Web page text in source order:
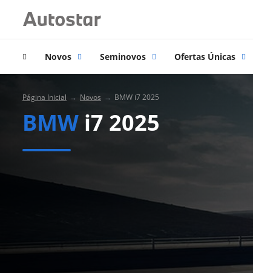
Novos Seminovos Ofertas Únicas
Página Inicial Novos BMW i7 2025
BMW i7 2025